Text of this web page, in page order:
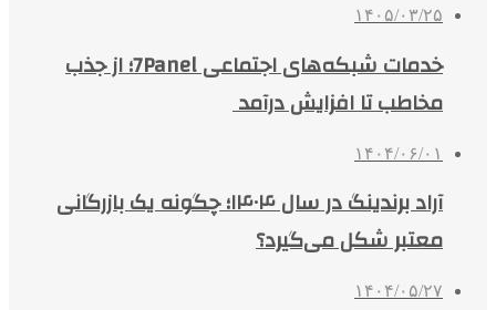
۱۴۰۵/۰۳/۲۵
خدمات شبکه‌های اجتماعی 7Panel؛ از جذب
مخاطب تا افزایش درآمد
۱۴۰۴/۰۶/۰۱
آراد برندینگ در سال ۱۴۰۴؛ چگونه یک بازرگانی
معتبر شکل می‌گیرد؟
۱۴۰۴/۰۵/۲۷